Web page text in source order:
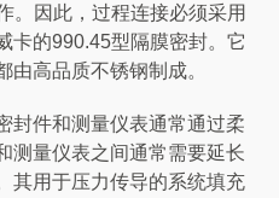
。因此，过程连接必须采用
卡的990.45型隔膜密封。它
由高品质不锈钢制成。
封件和测量仪表通常通过柔
测量仪表之间通常需要延长
其用于压力传导的系统填充